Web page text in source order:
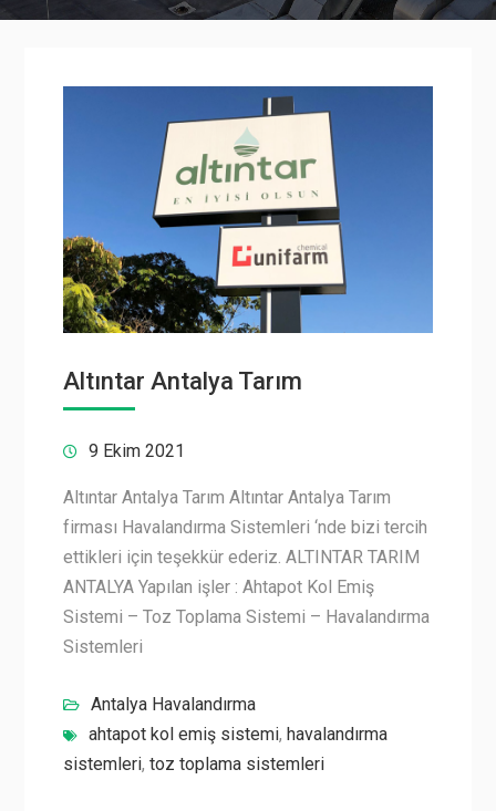
Altıntar Antalya Tarım
9 Ekim 2021
Altıntar Antalya Tarım Altıntar Antalya Tarım
firması Havalandırma Sistemleri ‘nde bizi tercih
ettikleri için teşekkür ederiz. ALTINTAR TARIM
ANTALYA Yapılan işler : Ahtapot Kol Emiş
Sistemi – Toz Toplama Sistemi – Havalandırma
Sistemleri
Antalya Havalandırma
ahtapot kol emiş sistemi, havalandırma
sistemleri, toz toplama sistemleri